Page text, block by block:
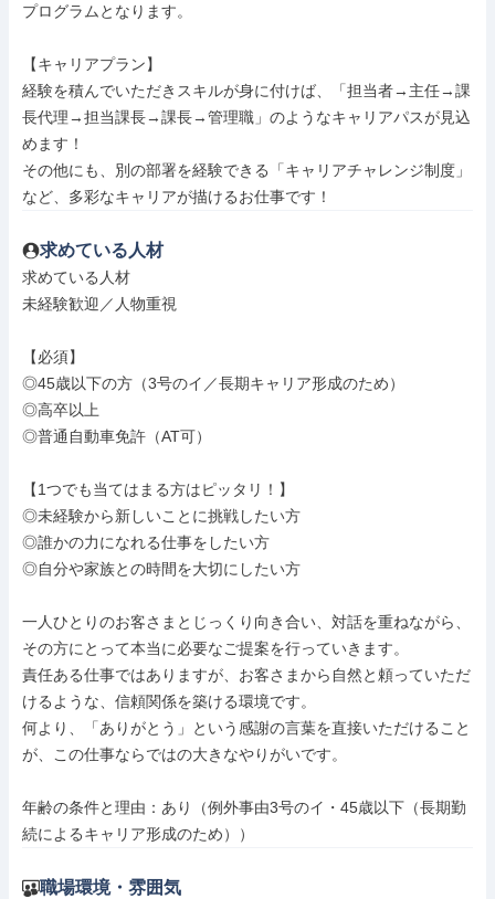
プログラムとなります。
【キャリアプラン】
経験を積んでいただきスキルが身に付けば、「担当者→主任→課
長代理→担当課長→課長→管理職」のようなキャリアパスが見込
めます！
その他にも、別の部署を経験できる「キャリアチャレンジ制度」
など、多彩なキャリアが描けるお仕事です！
求めている人材
求めている人材
未経験歓迎／人物重視
【必須】
◎45歳以下の方（3号のイ／長期キャリア形成のため）
◎高卒以上
◎普通自動車免許（AT可）
【1つでも当てはまる方はピッタリ！】
◎未経験から新しいことに挑戦したい方
◎誰かの力になれる仕事をしたい方
◎自分や家族との時間を大切にしたい方
一人ひとりのお客さまとじっくり向き合い、対話を重ねながら、
その方にとって本当に必要なご提案を行っていきます。
責任ある仕事ではありますが、お客さまから自然と頼っていただ
けるような、信頼関係を築ける環境です。
何より、「ありがとう」という感謝の言葉を直接いただけること
が、この仕事ならではの大きなやりがいです。
年齢の条件と理由：あり（例外事由3号のイ・45歳以下（長期勤
続によるキャリア形成のため））
職場環境・雰囲気